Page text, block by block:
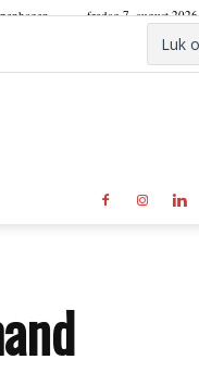
fredag 7. august 2026